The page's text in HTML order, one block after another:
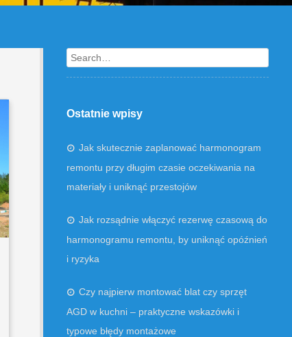
Search
Ostatnie wpisy
Jak skutecznie zaplanować harmonogram
remontu przy długim czasie oczekiwania na
materiały i uniknąć przestojów
Jak rozsądnie włączyć rezerwę czasową do
harmonogramu remontu, by uniknąć opóźnień
i ryzyka
Czy najpierw montować blat czy sprzęt
AGD w kuchni – praktyczne wskazówki i
typowe błędy montażowe